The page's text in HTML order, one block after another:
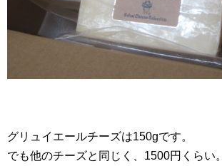
グリュイエールチーズは150gです。
でも他のチーズと同じく、1500円くらい。